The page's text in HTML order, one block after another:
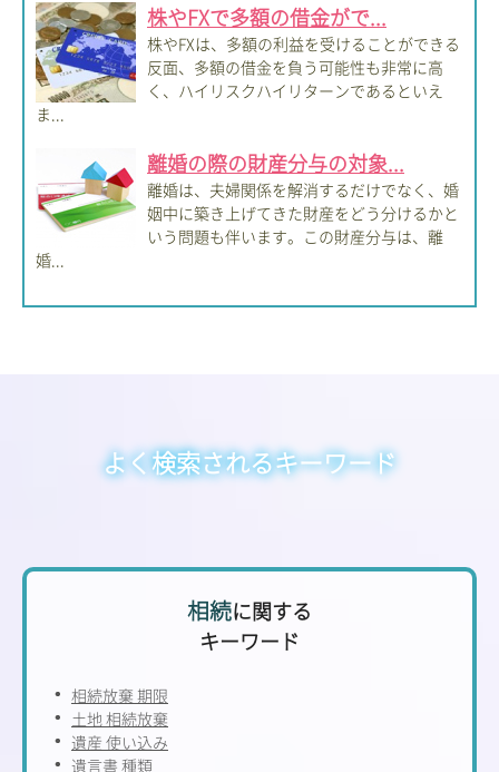
株やFXで多額の借金がで...
株やFXは、多額の利益を受けることができる
反面、多額の借金を負う可能性も非常に高
く、ハイリスクハイリターンであるといえ
ま...
離婚の際の財産分与の対象...
離婚は、夫婦関係を解消するだけでなく、婚
姻中に築き上げてきた財産をどう分けるかと
いう問題も伴います。この財産分与は、離
婚...
よく検索されるキーワード
相続に関する
キーワード
相続放棄 期限
土地 相続放棄
遺産 使い込み
遺言書 種類